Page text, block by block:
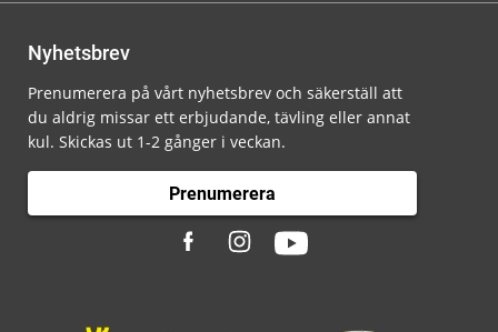
Nyhetsbrev
Prenumerera på vårt nyhetsbrev och säkerställ att
du aldrig missar ett erbjudande, tävling eller annat
kul. Skickas ut 1-2 gånger i veckan.
Prenumerera